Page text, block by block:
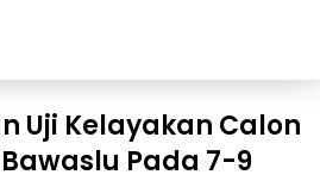
Uji Kelayakan Calon
Pada 7-9